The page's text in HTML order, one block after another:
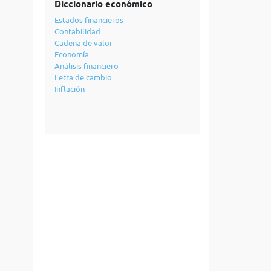
Diccionario económico
Estados financieros
Contabilidad
Cadena de valor
Economía
Análisis financiero
Letra de cambio
Inflación